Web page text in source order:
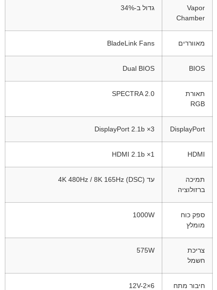
Vapor
Chamber
גדול ב-34%
מאווררים BladeLink Fans
BIOS
Dual BIOS
תאורת
RGB
SPECTRA 2.0
DisplayPort
3× DisplayPort 2.1b
HDMI
1× HDMI 2.1b
תמיכה
ברזולוציה
עד 4K 480Hz / 8K 165Hz (DSC)
ספק כוח
מומלץ
1000W
צריכת
חשמל
575W
חיבור מתח 12V-2×6